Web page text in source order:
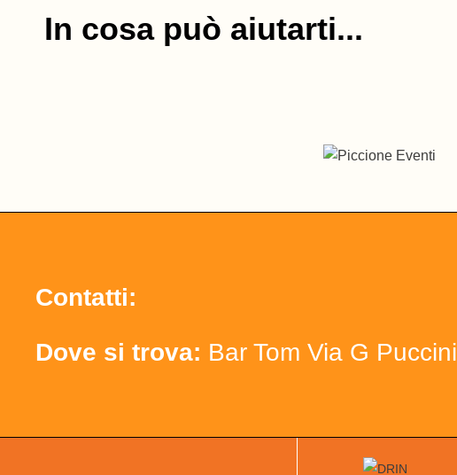
In cosa può aiutarti...
Contatti:
Dove si trova: Bar Tom Via G Puccini